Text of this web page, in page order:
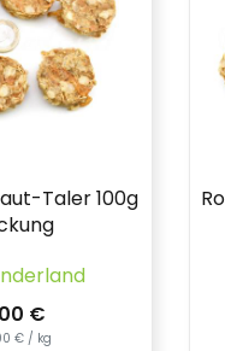
Taler 100g
€
€ / kg